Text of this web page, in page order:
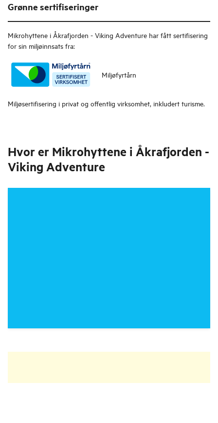
Grønne sertifiseringer
Mikrohyttene i Åkrafjorden - Viking Adventure har fått sertifisering
for sin miljøinnsats fra:
Miljøfyrtårn
Miljøsertifisering i privat og offentlig virksomhet, inkludert turisme.
Hvor er Mikrohyttene i Åkrafjorden -
Viking Adventure